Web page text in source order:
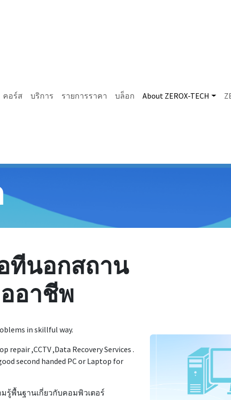
คอร์ส บริการ รายการราคา บล็อก About ZEROX-TECH
ทีนอกสถาน
อาชีพ
in skillful way.
repair ,CCTV ,Data Recovery Services .
second handed PC or Laptop for
รู้พื้นฐานเกี่ยวกับคอมพิวเตอร์